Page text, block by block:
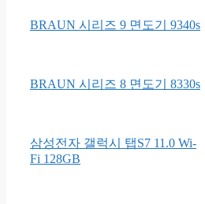
BRAUN 시리즈 9 면도기 9340s
BRAUN 시리즈 8 면도기 8330s
삼성전자 갤럭시 탭S7 11.0 Wi-
Fi 128GB